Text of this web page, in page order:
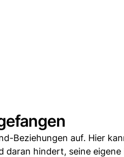
Beziehungen auf. Hier
daran hindert, seine